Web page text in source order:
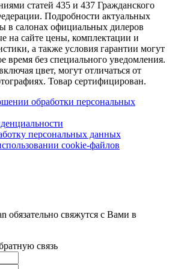
статей 435 и 437 Гражданского
Подробности актуальных
в салонах официальных дилеров
на сайте цены, комплектации и
а также условия гарантии могут
время без специального уведомления.
цвет, могут отличаться от
Товар сертифицирован.
обработки персональных
персональных данных
cookie-файлов
обязательно свяжутся с Вами в
связь